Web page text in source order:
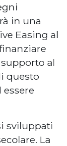
in una
Easing al
al
questo
sviluppati
La